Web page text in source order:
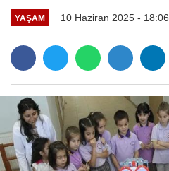
YAŞAM 10 Haziran 2025 - 18:06